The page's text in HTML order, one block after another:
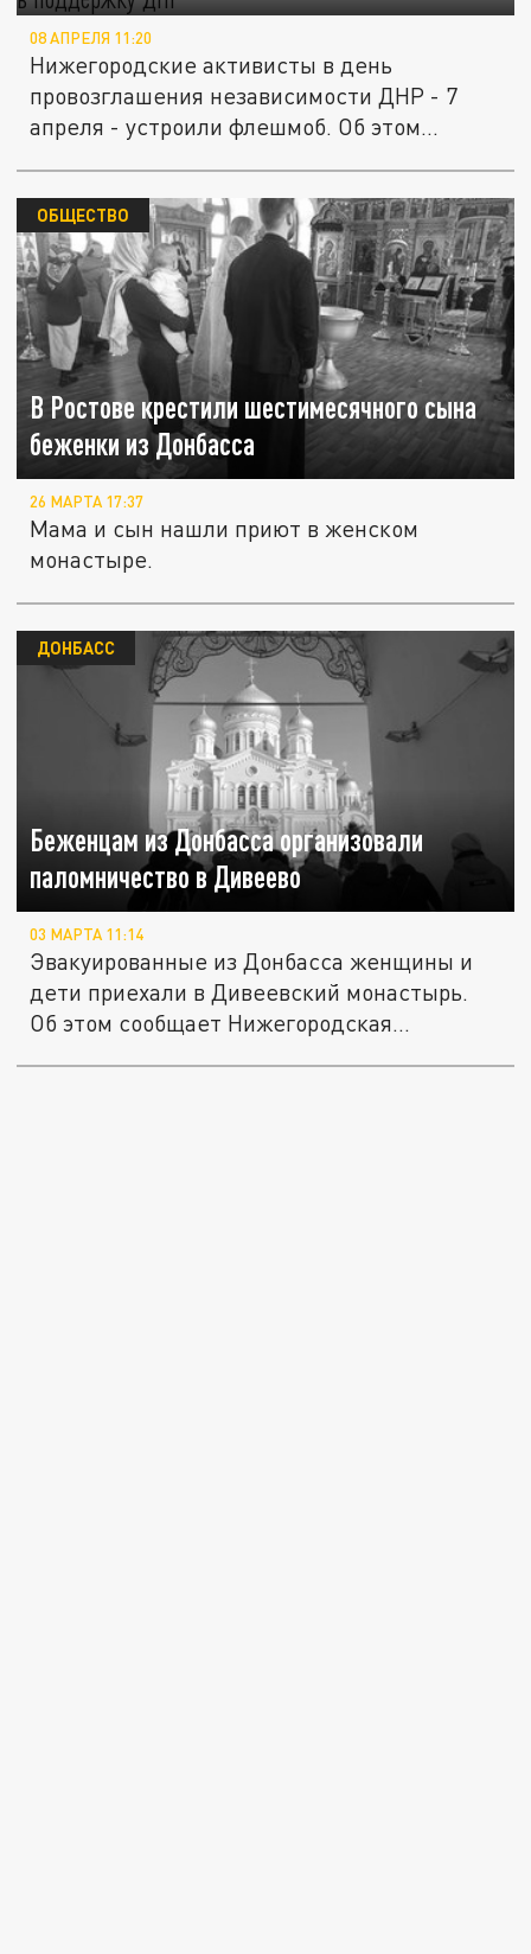
08 АПРЕЛЯ 11:20
Нижегородские активисты в день
провозглашения независимости ДНР - 7
апреля - устроили флешмоб. Об этом...
В Ростове крестили шестимесячного сына
беженки из Донбасса
ОБЩЕСТВО
26 МАРТА 17:37
Мама и сын нашли приют в женском
монастыре.
Беженцам из Донбасса организовали
паломничество в Дивеево
ДОНБАСС
03 МАРТА 11:14
Эвакуированные из Донбасса женщины и
дети приехали в Дивеевский монастырь.
Об этом сообщает Нижегородская...